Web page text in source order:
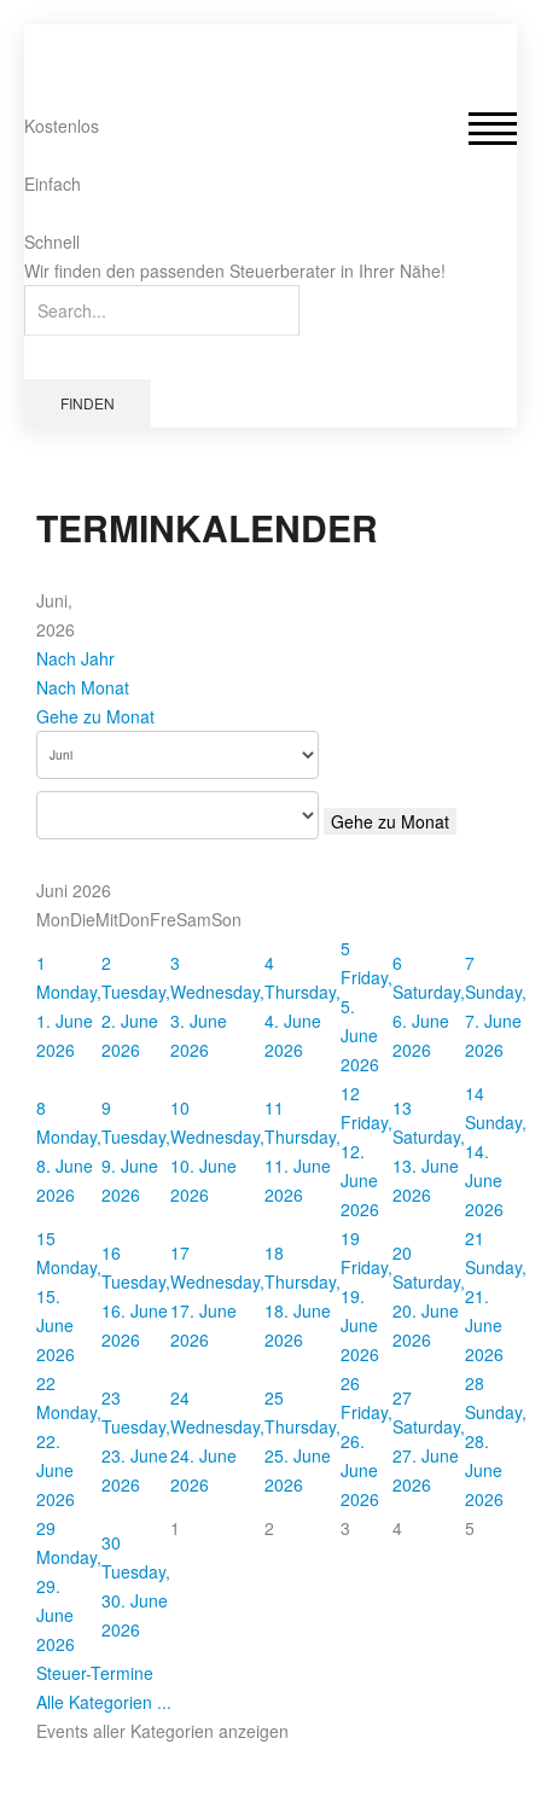
Kostenlos
Einfach
Schnell
Wir finden den passenden Steuerberater in Ihrer Nähe!
FINDEN
TERMINKALENDER
Juni,
2026
Nach Jahr
Nach Monat
Gehe zu Monat
Gehe zu Monat
Juni 2026
MonDieMitDonFreSamSon
1
Monday,
1. June
2026
2
Tuesday,
2. June
2026
3
Wednesday,
3. June
2026
4
Thursday,
4. June
2026
5
Friday,
5.
June
2026
6
Saturday,
6. June
2026
7
Sunday,
7. June
2026
8
Monday,
8. June
2026
9
Tuesday,
9. June
2026
10
Wednesday,
10. June
2026
11
Thursday,
11. June
2026
12
Friday,
12.
June
2026
13
Saturday,
13. June
2026
14
Sunday,
14.
June
2026
15
Monday,
15.
June
2026
16
Tuesday,
16. June
2026
17
Wednesday,
17. June
2026
18
Thursday,
18. June
2026
19
Friday,
19.
June
2026
20
Saturday,
20. June
2026
21
Sunday,
21.
June
2026
22
Monday,
22.
June
2026
23
Tuesday,
23. June
2026
24
Wednesday,
24. June
2026
25
Thursday,
25. June
2026
26
Friday,
26.
June
2026
27
Saturday,
27. June
2026
28
Sunday,
28.
June
2026
29
Monday,
29.
June
2026
30
Tuesday,
30. June
2026
1 2 3 4 5
Steuer-Termine
Alle Kategorien ...
Events aller Kategorien anzeigen